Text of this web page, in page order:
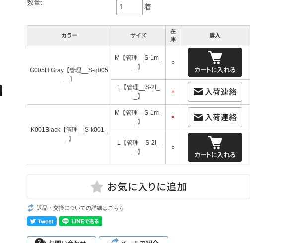
数量:
着
カラー サイズ
在
庫
購入
G005H.Gray【管理__S-g005
__】
M【管理__S-1m_
_】
○
L【管理__S-2l_
_】
×
K001Black【管理__S-k001_
_】
M【管理__S-1m_
_】
×
L【管理__S-2l_
_】
○
返品・交換についての詳細はこちら